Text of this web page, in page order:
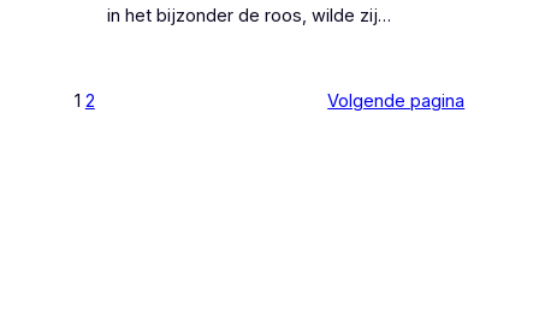
in het bijzonder de roos, wilde zij…
1 2 Volgende pagina